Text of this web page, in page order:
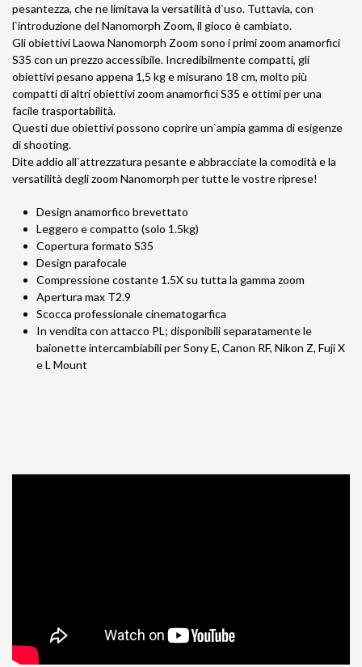
pesantezza, che ne limitava la versatilità d`uso. Tuttavia, con
l`introduzione del Nanomorph Zoom, il gioco è cambiato.
Gli obiettivi Laowa Nanomorph Zoom sono i primi zoom anamorfici
S35 con un prezzo accessibile. Incredibilmente compatti, gli
obiettivi pesano appena 1,5 kg e misurano 18 cm, molto più
compatti di altri obiettivi zoom anamorfici S35 e ottimi per una
facile trasportabilità.
Questi due obiettivi possono coprire un`ampia gamma di esigenze
di shooting.
Dite addio all`attrezzatura pesante e abbracciate la comodità e la
versatilità degli zoom Nanomorph per tutte le vostre riprese!
Design anamorfico brevettato
Leggero e compatto (solo 1.5kg)
Copertura formato S35
Design parafocale
Compressione costante 1.5X su tutta la gamma zoom
Apertura max T2.9
Scocca professionale cinematogarfica
In vendita con attacco PL; disponibili separatamente le
baionette intercambiabili per Sony E, Canon RF, Nikon Z, Fuji X
e L Mount